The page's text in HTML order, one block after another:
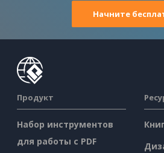
Начните
Продукт
Набор инструментов
для работы с PDF